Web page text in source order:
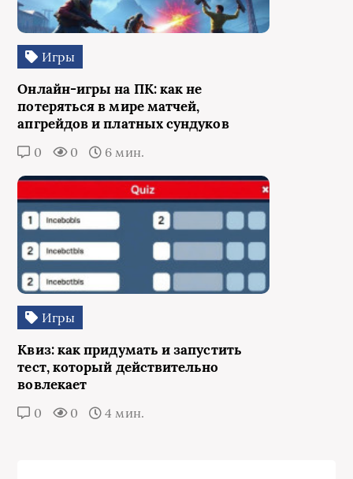
Игры
Онлайн-игры на ПК: как не
потеряться в мире матчей,
апгрейдов и платных сундуков
0 0 6 мин.
Игры
Квиз: как придумать и запустить
тест, который действительно
вовлекает
0 0 4 мин.